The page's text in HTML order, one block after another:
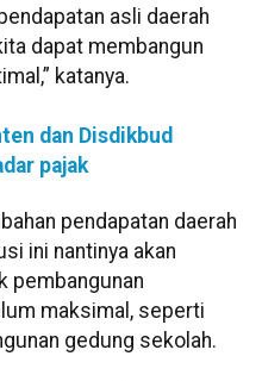
asli daerah
dapat membangun
katanya.
dan Disdikbud
pajak
pendapatan daerah
ini nantinya akan
pembangunan
maksimal, seperti
gedung sekolah.